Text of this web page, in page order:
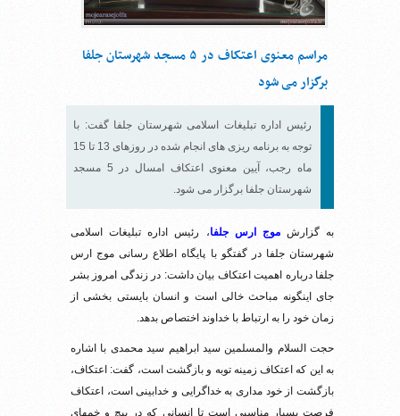
مراسم معنوی اعتکاف در ۵ مسجد شهرستان جلفا
برگزار می شود
رئیس اداره تبلیغات اسلامی شهرستان جلفا گفت: با
توجه به برنامه ریزی های انجام شده در روزهای 13 تا 15
ماه رجب، آیین معنوی اعتکاف امسال در 5 مسجد
شهرستان جلفا برگزار می شود.
به گزارشموج ارس جلفا، رئیس اداره تبلیغات اسلامی
شهرستان جلفا در گفتگو با پایگاه اطلاع رسانی موج ارس
جلفا درباره اهمیت اعتکاف بیان داشت: در زندگی امروز بشر
جای اینگونه مباحث خالی است و انسان بایستی بخشی از
زمان خود را به ارتباط با خداوند اختصاص بدهد.
حجت السلام والمسلمین سید ابراهیم سید محمدی با اشاره
به این که اعتکاف زمینه توبه و بازگشت است، گفت: اعتکاف،
بازگشت از خود مداری به خداگرایی و خدابینی است، اعتکاف
فرصت ‏بسیار مناسبى است تا انسانى که در پیچ و خم‏هاى